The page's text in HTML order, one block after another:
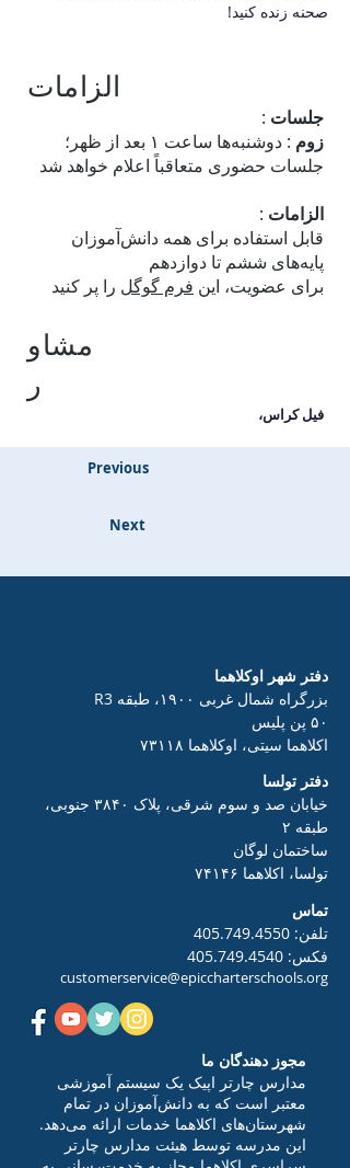
صحنه زنده کنید!
الزامات
جلسات :
زوم
: دوشنبه‌ها ساعت ۱ بعد از ظهر؛
جلسات حضوری متعاقباً اعلام خواهد شد
الزامات :
قابل استفاده برای همه دانش‌آموزان
پایه‌های ششم تا دوازدهم
برای عضویت، این فرم گوگل را پر کنید
مشاو
ر
فیل کراس،
Previous
Next
دفتر شهر اوکلاهما
بزرگراه شمال غربی ۱۹۰۰، طبقه R3
۵۰ پن پلیس
اکلاهما سیتی، اوکلاهما ۷۳۱۱۸
دفتر تولسا
خیابان صد و سوم شرقی، پلاک ۳۸۴۰ جنوبی،
طبقه ۲
ساختمان لوگان
تولسا، اکلاهما ۷۴۱۴۶
تماس
تلفن: 405.749.4550
فکس: 405.749.4540
customerservice@epiccharterschools.org
مجوز دهندگان ما
مدارس چارتر اپیک یک سیستم آموزشی
معتبر است که به دانش‌آموزان در تمام
شهرستان‌های اکلاهما خدمات ارائه می‌دهد.
این مدرسه توسط هیئت مدارس چارتر